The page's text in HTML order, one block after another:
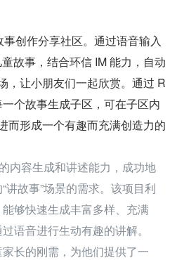
事创作分享社区。通过语音输入
故事，结合环信 IM 能力，自动
，让小朋友们一起欣赏。通过 R
个故事生成子区，可在子区内
而形成一个有趣而充满创造力的
内容生成和讲述能力，成功地
讲故事”场景的需求。该项目利
够快速生成丰富多样、充满
语音进行生动有趣的讲解。
长的刚需，为他们提供了一